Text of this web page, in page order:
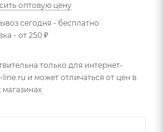
оптовую цену
сегодня - бесплатно
- от 250 ₽
только для интернет-
line.ru и может отличаться от цен в